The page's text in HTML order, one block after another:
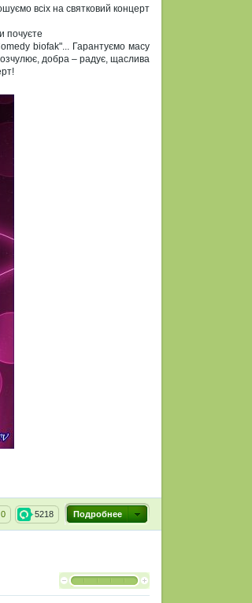
всіх на святковий концерт
почуєте
biofak"... Гарантуємо масу
добра – радує, щаслива
Подробнее
5218
0